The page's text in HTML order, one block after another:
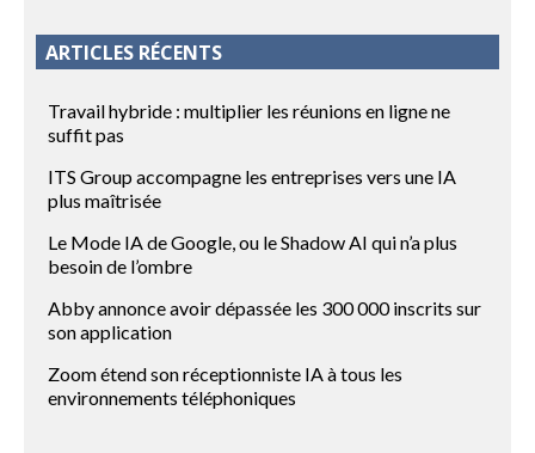
ARTICLES RÉCENTS
Travail hybride : multiplier les réunions en ligne ne
suffit pas
ITS Group accompagne les entreprises vers une IA
plus maîtrisée
Le Mode IA de Google, ou le Shadow AI qui n’a plus
besoin de l’ombre
Abby annonce avoir dépassée les 300 000 inscrits sur
son application
Zoom étend son réceptionniste IA à tous les
environnements téléphoniques